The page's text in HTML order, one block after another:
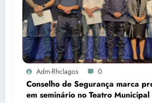
Adm-Rhclagos 0
Conselho de Segurança marca
em seminário no Teatro Municipal